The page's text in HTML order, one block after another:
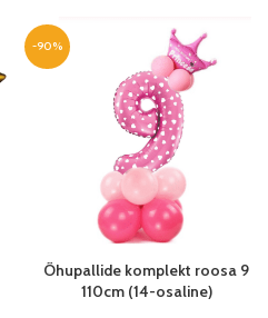
-90%
Õhupallide komplekt roosa 9
110cm (14-osaline)